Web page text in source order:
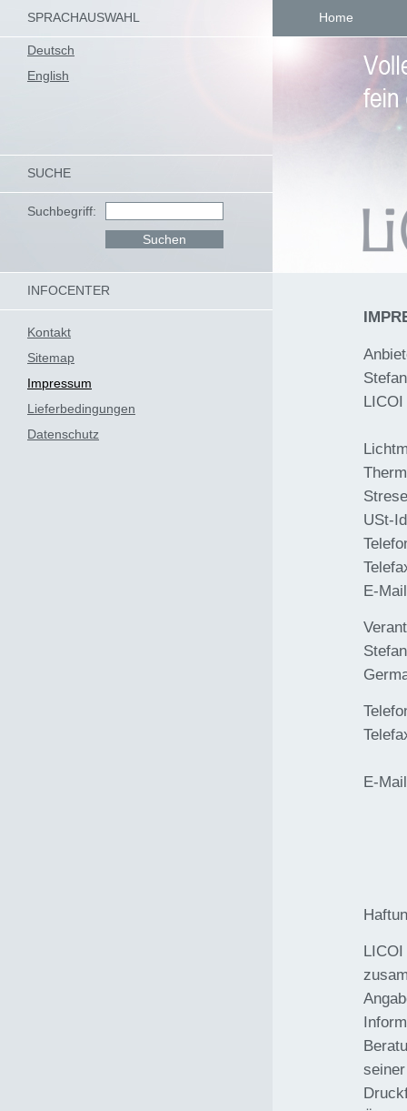
SPRACHAUSWAHL
Deutsch
English
SUCHE
Suchbegriff:
Home
INFOCENTER
Kontakt
Sitemap
Impressum
Lieferbedingungen
Datenschutz
USt-
E-
E-